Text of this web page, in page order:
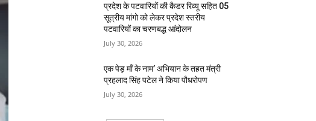
प्रदेश के पटवारियों की कैडर रिव्यू सहित 05
सूत्रीय मांगो को लेकर प्रदेश स्तरीय
पटवारियों का चरणबद्ध आंदोलन
July 30, 2026
एक पेड़ माँ के नाम’ अभियान के तहत मंत्री
प्रहलाद सिंह पटेल ने किया पौधरोपण
July 30, 2026